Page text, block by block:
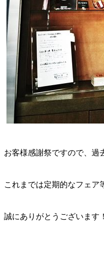
お客様感謝祭ですので、過
これまでは定期的なフェア
誠にありがとうございます！